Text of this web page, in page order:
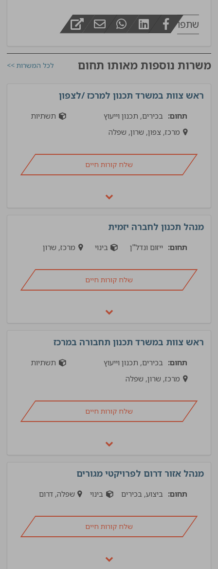
שתפו
משרות נוספות מאותו תחום לכל המשרות >>
ראש צוות במשרד תכנון למרכז /לצפון
תחום: בכירים, תכנון וייעוץ
תשתיות
מרכז, צפון, שרון, שפלה
שלח קורות חיים
מנהל תכנון לחברה יזמית
תחום: ייזום ונדל"ן בינוי מרכז, שרון
שלח קורות חיים
ראש צוות במשרד תכנון תחבורה במרכז
תחום: בכירים, תכנון וייעוץ
תשתיות
מרכז, שרון, שפלה
שלח קורות חיים
מנהל אזור דרום לפרויקטי מגורים
תחום: ביצוע, בכירים בינוי שפלה, דרום
שלח קורות חיים